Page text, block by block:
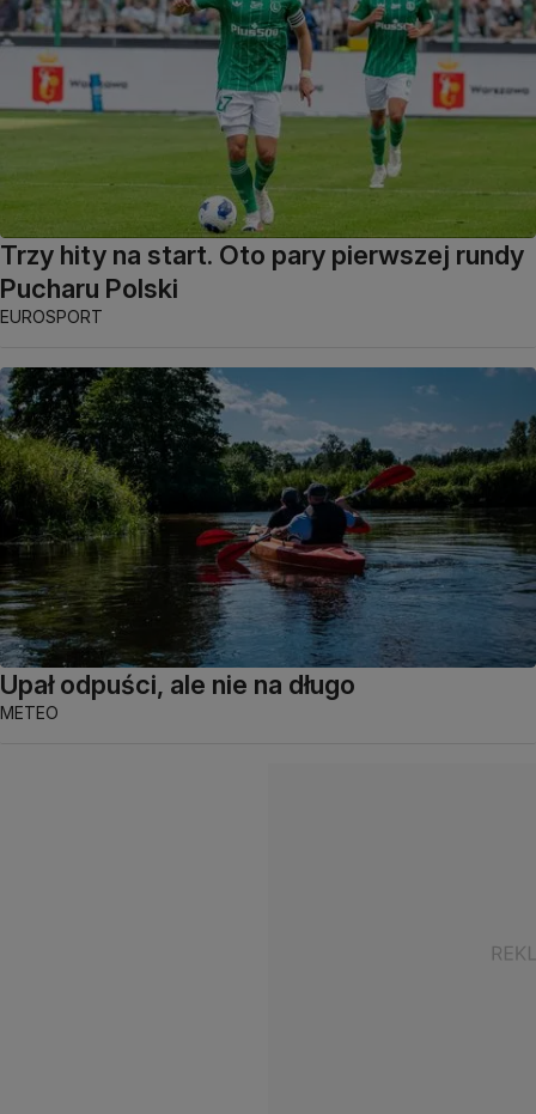
Trzy hity na start. Oto pary pierwszej rundy
Pucharu Polski
EUROSPORT
Upał odpuści, ale nie na długo
METEO